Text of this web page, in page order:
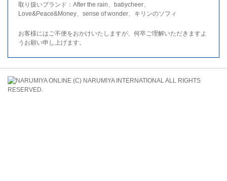
取り扱いブランド：After the rain、babycheer、
Love&Peace&Money、sense of wonder、キリンのソフィ
お客様にはご不便をおかけいたしますが、何卒ご理解いただきますよ
うお願い申し上げます。